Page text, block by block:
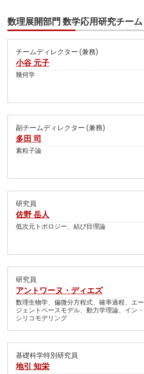
数理展開部門 数学応用研究チーム
チームディレクター (兼務)
小谷 元子
幾何学
副チームディレクター (兼務)
多田 司
素粒子論
研究員
佐野 岳人
低次元トポロジー、結び目理論
研究員
アントワーヌ・ディエズ
数理生物学、偏微分方程式、確率過程、エー
ジェントベースモデル、動力学理論、イン・
シリコモデリング
基礎科学特別研究員
地引 知栄